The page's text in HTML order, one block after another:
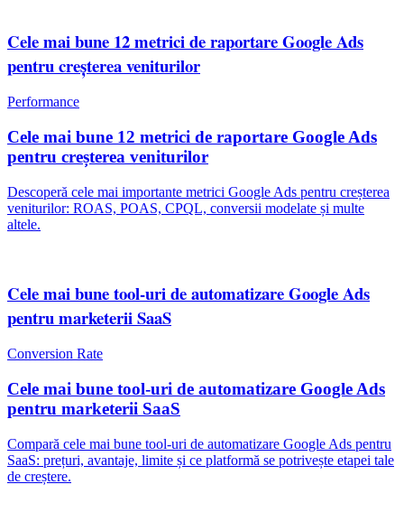
Cele mai bune 12 metrici de raportare Google Ads
pentru creșterea veniturilor
Performance
Cele mai bune 12 metrici de raportare Google Ads
pentru creșterea veniturilor
Descoperă cele mai importante metrici Google Ads pentru creșterea
veniturilor: ROAS, POAS, CPQL, conversii modelate și multe
altele.
Cele mai bune tool-uri de automatizare Google Ads
pentru marketerii SaaS
Conversion Rate
Cele mai bune tool-uri de automatizare Google Ads
pentru marketerii SaaS
Compară cele mai bune tool-uri de automatizare Google Ads pentru
SaaS: prețuri, avantaje, limite și ce platformă se potrivește etapei tale
de creștere.